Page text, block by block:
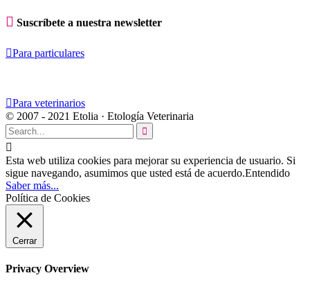
 Suscríbete a nuestra newsletter
Para particulares
Para veterinarios
© 2007 - 2021 Etolia · Etología Veterinaria


Esta web utiliza cookies para mejorar su experiencia de usuario. Si
sigue navegando, asumimos que usted está de acuerdo.Entendido
Saber más...
Política de Cookies
Cerrar
Privacy Overview